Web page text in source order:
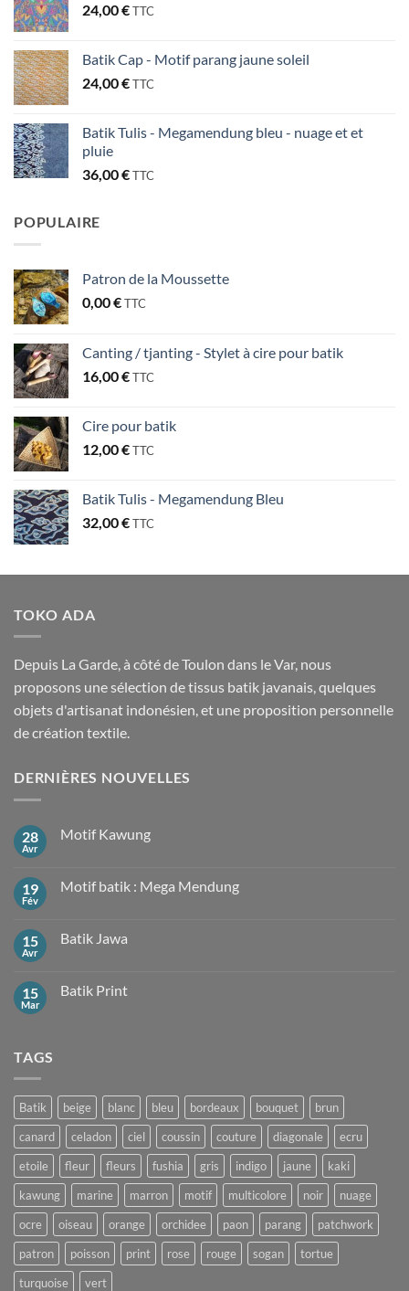
24,00€TTC
Batik Cap - Motif parang jaune soleil
24,00€TTC
Batik Tulis - Megamendung bleu - nuage et et
pluie
36,00€TTC
POPULAIRE
Patron de la Moussette
0,00€TTC
Canting / tjanting - Stylet à cire pour batik
16,00€TTC
Cire pour batik
12,00€TTC
Batik Tulis - Megamendung Bleu
32,00€TTC
TOKO ADA
Depuis La Garde, à côté de Toulon dans le Var, nous
proposons une sélection de tissus batik javanais, quelques
objets d'artisanat indonésien, et une proposition personnelle
de création textile.
DERNIÈRES NOUVELLES
28
Avr
Motif Kawung
Motif
19
Fév
Motif batik : Mega Mendung
Motif
Mendung
15
Avr
Batik Jawa
Batik
15
Mar
Batik Print
TAGS
Batik beige blanc bleu bordeaux bouquet
brun
canard
celadon ciel coussin couture diagonale
ecru
etoile
fleur fleurs fushia gris indigo jaune
kaki
kawung
marine marron motif multicolore noir
nuage
ocre
oiseau orange orchidee paon parang
patchwork
patron
poisson print rose rouge sogan
tortue
turquoise
vert